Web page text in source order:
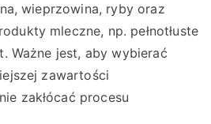
wieprzowina, ryby oraz
mleczne, np. pełnotłuste
Ważne jest, aby wybierać
zawartości
zakłócać procesu